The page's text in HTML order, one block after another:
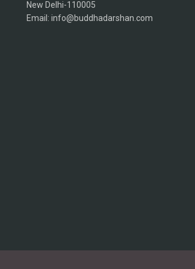
New Delhi-110005
Email: info@buddhadarshan.com